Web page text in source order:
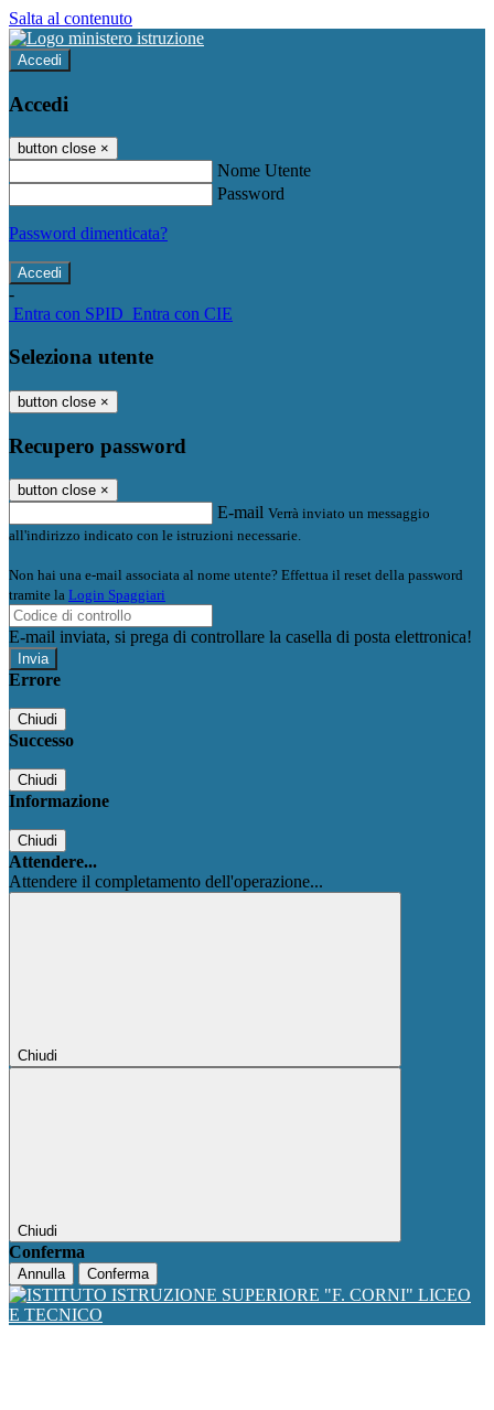
Salta al contenuto
Accedi
Accedi
button close ×
Nome Utente
Password
Password dimenticata?
-
Entra con SPID Entra con CIE
Seleziona utente
button close ×
Recupero password
button close ×
E-mail Verrà inviato un messaggio
all'indirizzo indicato con le istruzioni necessarie.
Non hai una e-mail associata al nome utente? Effettua il reset della password
tramite la Login Spaggiari
E-mail inviata, si prega di controllare la casella di posta elettronica!
Errore
Chiudi
Successo
Chiudi
Informazione
Chiudi
Attendere...
Attendere il completamento dell'operazione...
Chiudi
Chiudi
Conferma
Annulla Conferma